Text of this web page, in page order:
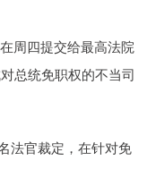
周四提交给最高法院
总统免职权的不当司
官裁定，在针对免